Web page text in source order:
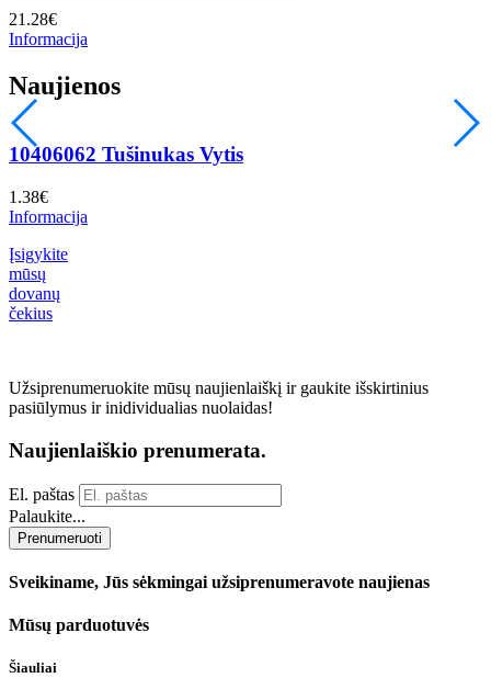
21.28€
Informacija
Naujienos
10406062 Tušinukas Vytis
1.38€
Informacija
Įsigykite
mūsų
dovanų
čekius
Užsiprenumeruokite mūsų naujienlaiškį ir gaukite išskirtinius
pasiūlymus ir inidividualias nuolaidas!
Naujienlaiškio prenumerata.
El. paštas
Palaukite...
Prenumeruoti
Sveikiname, Jūs sėkmingai užsiprenumeravote naujienas
Mūsų parduotuvės
Šiauliai